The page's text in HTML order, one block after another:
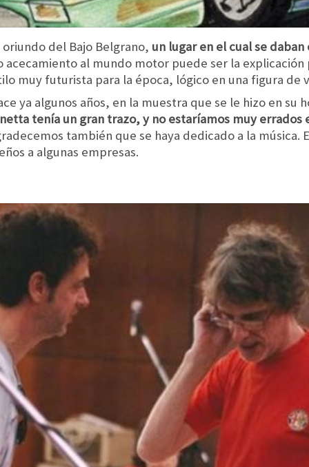
del Bajo Belgrano, un lugar en el cual se
acecamiento al mundo motor puede ser la
muy futurista para la época, lógico en una figura de
ya algunos años, en la muestra que se le hizo en su
tenía un gran trazo, y no estaríamos muy errados
también que se haya dedicado a la música.
a algunas empresas.